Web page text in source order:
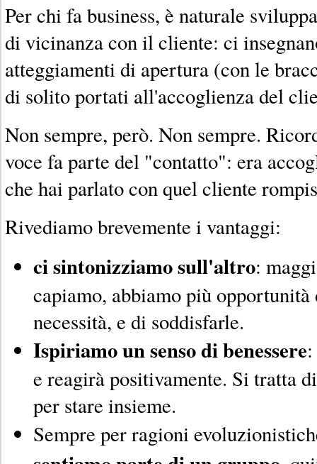
Per chi fa business, è naturale
di vicinanza con il cliente: ci
atteggiamenti di apertura (con le
di solito portati all'accoglienza del
Non sempre, però. Non sempre.
voce fa parte del "contatto": era
che hai parlato con quel cliente
Rivediamo brevemente i vantaggi:
ci sintonizziamo sull'altro:
capiamo, abbiamo più opportunità
necessità, e di soddisfarle.
Ispiriamo un senso di benessere
e reagirà positivamente. Si tratta
per stare insieme.
Sempre per ragioni